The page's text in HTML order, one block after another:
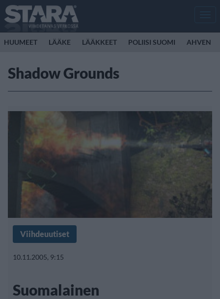
HUUMEET LÄÄKE LÄÄKKEET POLIISI SUOMI AHVEN
Shadow Grounds
Viihdeuutiset
10.11.2005, 9:15
Suomalainen